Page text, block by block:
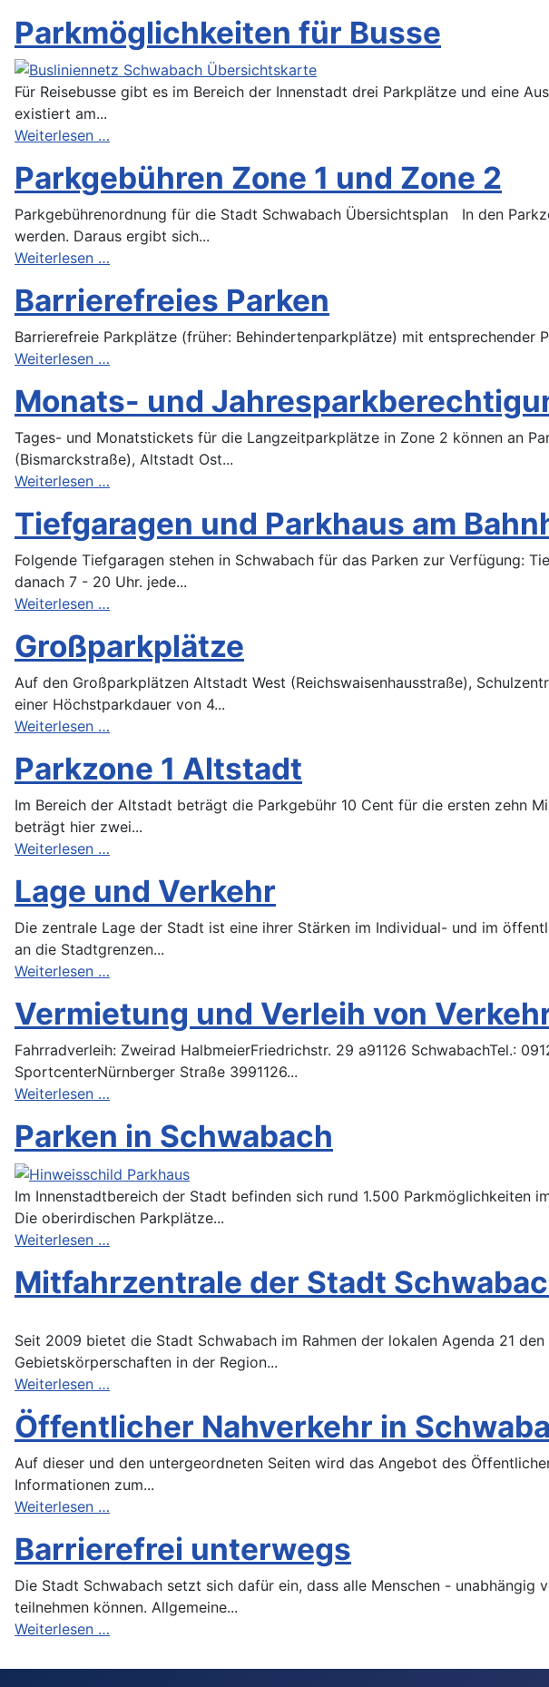
Parkmöglichkeiten für Busse
Für Reisebusse gibt es im Bereich der Innenstadt drei Parkplätze und eine
existiert am...
Weiterlesen …
Parkgebühren Zone 1 und Zone 2
Parkgebührenordnung für die Stadt Schwabach Übersichtsplan In den
werden. Daraus ergibt sich...
Weiterlesen …
Barrierefreies Parken
Barrierefreie Parkplätze (früher: Behindertenparkplätze) mit
Weiterlesen …
Monats- und
Tages- und Monatstickets für die Langzeitparkplätze in Zone 2 können an
(Bismarckstraße), Altstadt Ost...
Weiterlesen …
Tiefgaragen und Parkhaus am
Folgende Tiefgaragen stehen in Schwabach für das Parken zur Verfügung:
danach 7 - 20 Uhr. jede...
Weiterlesen …
Großparkplätze
Auf den Großparkplätzen Altstadt West (Reichswaisenhausstraße),
einer Höchstparkdauer von 4...
Weiterlesen …
Parkzone 1 Altstadt
Im Bereich der Altstadt beträgt die Parkgebühr 10 Cent für die ersten zehn
beträgt hier zwei...
Weiterlesen …
Lage und Verkehr
Die zentrale Lage der Stadt ist eine ihrer Stärken im Individual- und im
an die Stadtgrenzen...
Weiterlesen …
Vermietung und Verleih von
Fahrradverleih: Zweirad HalbmeierFriedrichstr. 29 a91126 SchwabachTel.:
SportcenterNürnberger Straße 3991126...
Weiterlesen …
Parken in Schwabach
Im Innenstadtbereich der Stadt befinden sich rund 1.500 Parkmöglichkeiten
Die oberirdischen Parkplätze...
Weiterlesen …
Mitfahrzentrale der Stadt
Seit 2009 bietet die Stadt Schwabach im Rahmen der lokalen Agenda 21
Gebietskörperschaften in der Region...
Weiterlesen …
Öffentlicher Nahverkehr in
Auf dieser und den untergeordneten Seiten wird das Angebot des
Informationen zum...
Weiterlesen …
Barrierefrei unterwegs
Die Stadt Schwabach setzt sich dafür ein, dass alle Menschen -
teilnehmen können. Allgemeine...
Weiterlesen …